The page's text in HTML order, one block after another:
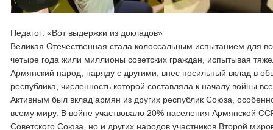
Педагог: «Вот выдержки из докладов»
Великая Отечественная стала колоссальным испытанием
четыре года жили миллионы советских граждан, испытывая
Армянский народ, наряду с другими, внес посильный вклад в
республика, численность которой составляла к началу войны
Активным был вклад армян из других республик Союза,
всему миру. В войне участвовало 20% населения Армянской
Советского Союза, но и других народов участников Второй